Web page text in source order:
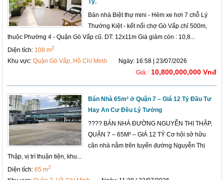
Tỷ.
Bán nhà Biệt thự mini - Hẻm xe hơi 7 chỗ Lý
Thường Kiệt - kết nối chợ Gò Vấp chỉ 500m,
thuộc Phường 4 - Quận Gò Vấp cũ. DT: 12x11m Giá giảm còn : 10,8...
Diện tích: 108 m2
Khu vực:Quận Gò Vấp, Hồ Chí Minh
Ngày: 16:58 | 23/07/2026
Giá:
10,800,000,000 Vnđ
Bán Nhà 65m² ở Quận 7 – Giá 12 Tỷ Đầu Tư
Hay An Cư Đều Lý Tưởng
???? BÁN NHÀ ĐƯỜNG NGUYỄN THỊ THẬP,
QUẬN 7 – 65M² – GIÁ 12 TỶ Cơ hội sở hữu
căn nhà nằm trên tuyến đường Nguyễn Thị
Thập, vị trí thuận tiện, khu...
Diện tích:65 m2